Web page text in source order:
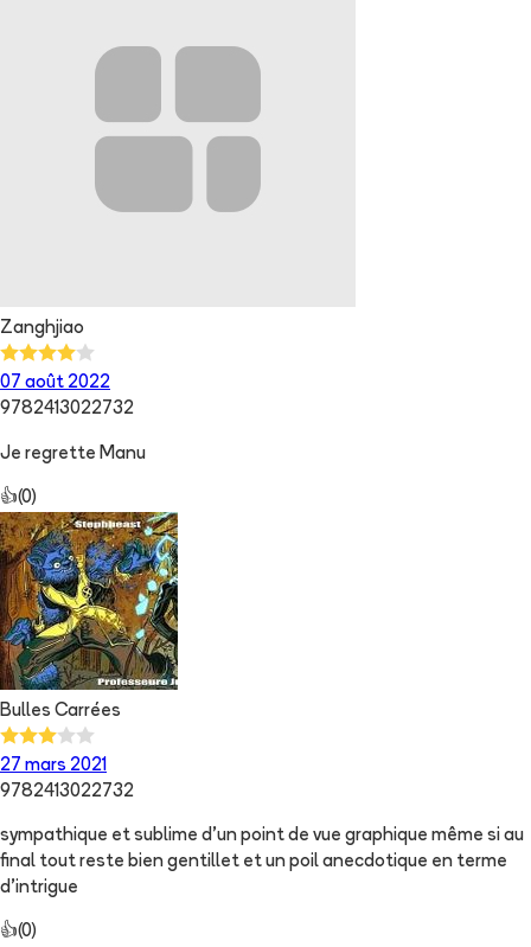
Zanghjiao
07 août 2022
9782413022732
Je regrette Manu
👍(0)
Bulles Carrées
27 mars 2021
9782413022732
sympathique et sublime d'un point de vue graphique même si au
final tout reste bien gentillet et un poil anecdotique en terme
d'intrigue
👍(0)